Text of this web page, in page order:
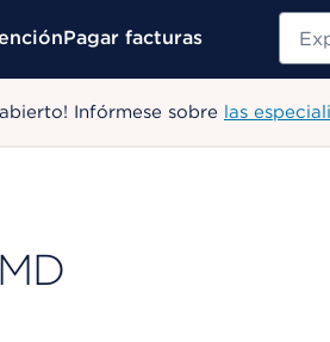
Pagar facturas
Infórmese sobre las